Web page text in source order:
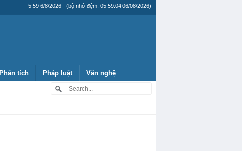
5:59 6/8/2026 - (bộ nhớ đệm: 05:59:04 06/08/2026)
Phân tích Pháp luật Văn nghệ